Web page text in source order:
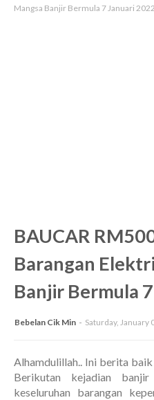
Mangsa Banjir Bermula 7 Januari 2022
BAUCAR
Barangan
Banjir Bermula
Bebelan Cik Min Saturday, January
Alhamdulillah.. Ini berita
Berikutan kejadian
keseluruhan barangan